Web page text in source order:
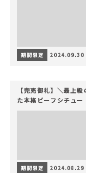
期間限定 2024.09.30
【完売御礼】＼最上
た本格ビーフシチュー
期間限定 2024.08.29